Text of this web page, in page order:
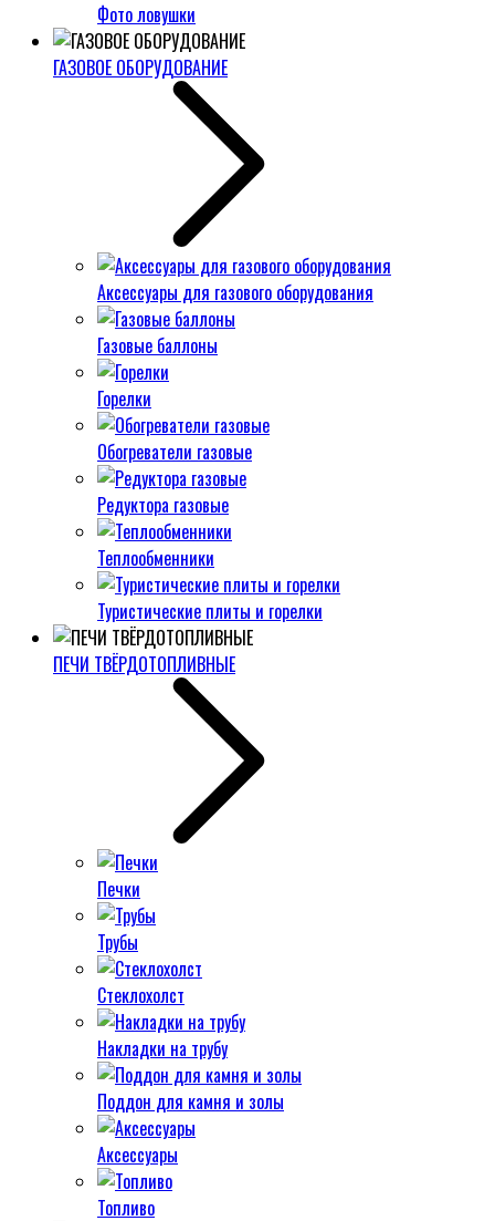
Фото ловушки
ГАЗОВОЕ ОБОРУДОВАНИЕ
Аксессуары для газового оборудования
Газовые баллоны
Горелки
Обогреватели газовые
Редуктора газовые
Теплообменники
Туристические плиты и горелки
ПЕЧИ ТВЁРДОТОПЛИВНЫЕ
Печки
Трубы
Стеклохолст
Накладки на трубу
Поддон для камня и золы
Аксессуары
Топливо